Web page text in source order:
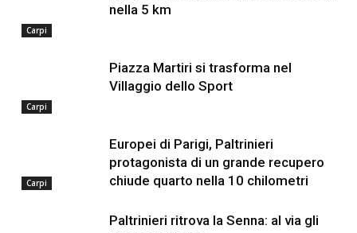
Carpi
nella 5 km
Carpi
Piazza Martiri si trasforma nel
Villaggio dello Sport
Carpi
Europei di Parigi, Paltrinieri
protagonista di un grande recupero
chiude quarto nella 10 chilometri
Paltrinieri ritrova la Senna: al via gli